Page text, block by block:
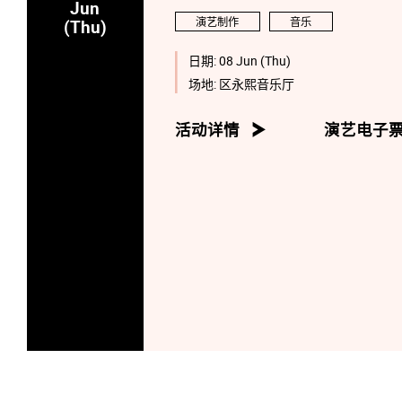
Jun
(Thu)
演艺制作 音乐
日期:08 Jun (Thu)
场地: 区永熙音乐厅
活动详情 演艺电子